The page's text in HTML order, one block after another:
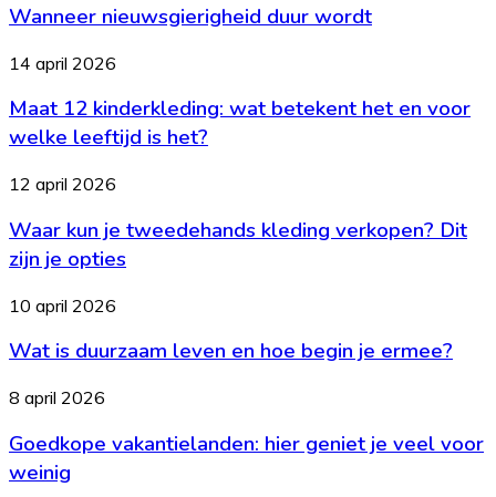
het
duur
Wanneer nieuwsgierigheid duur wordt
Maat
kinderkleding:
betekent
en
welke
leeftijd
het?
14 april 2026
Maat 12 kinderkleding: wat betekent het en voor
welke leeftijd is het?
Waar
je
tweedehands
kleding
Dit
zijn
je
12 april 2026
Waar kun je tweedehands kleding verkopen? Dit
zijn je opties
Wat
duurzaam
en
hoe
begin
je
ermee?
10 april 2026
Wat is duurzaam leven en hoe begin je ermee?
Goedkope
hier
geniet
je
8 april 2026
Goedkope vakantielanden: hier geniet je veel voor
weinig